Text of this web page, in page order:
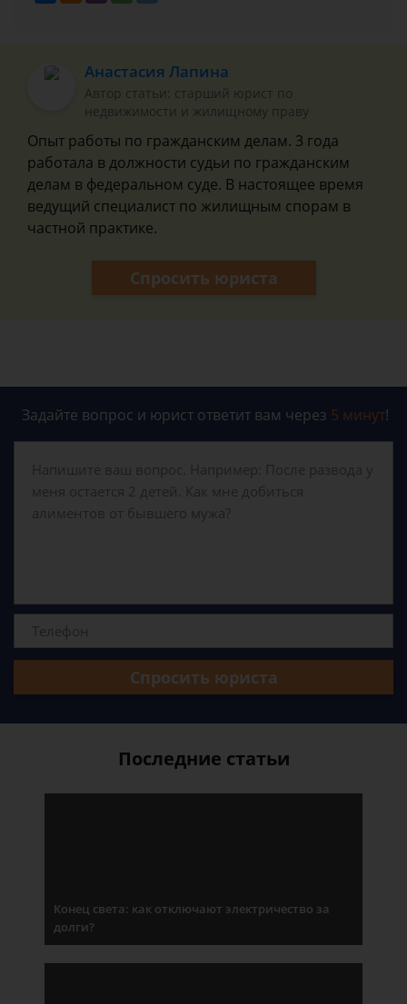
Анастасия Лапина
Автор статьи: старший юрист по
недвижимости и жилищному праву
Опыт работы по гражданским делам. 3 года
работала в должности судьи по гражданским
делам в федеральном суде. В настоящее время
ведущий специалист по жилищным спорам в
частной практике.
Спросить юриста
Задайте вопрос и юрист ответит вам через 5 минут!
Спросить юриста
Последние статьи
Конец света: как отключают электричество за
долги?